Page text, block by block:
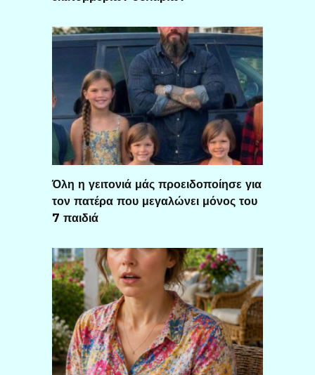
Όλη η γειτονιά μάς προειδοποίησε για
τον πατέρα που μεγαλώνει μόνος του
7 παιδιά